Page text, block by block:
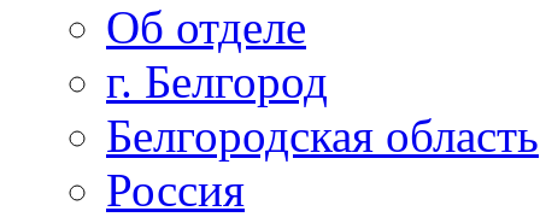
Об отделе
г. Белгород
Белгородская область
Россия